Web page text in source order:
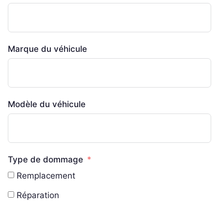
Marque du véhicule
Modèle du véhicule
Type de dommage
Remplacement
Réparation